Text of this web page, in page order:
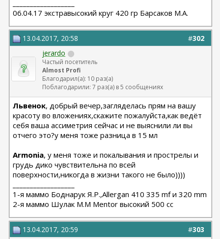
06.04.17 экстравысокий круг 420 гр Барсаков М.А.
#302
13.04.2017, 20:58
jerardo
Частый посетитель
Almost Profi
Благодарил(а): 10 раз(а)
Поблагодарили: 7 раз(а) в 5 сообщениях
Львенок, добрый вечер,загляделась прям на вашу
красоту во вложениях,скажите пожалуйста,как ведёт
себя ваша ассиметрия сейчас и не выяснили ли вы
отчего это?у меня тоже разница в 15 мл
Armonia, у меня тоже и покалывания и прострелы и
грудь дико чувствительна по всей
поверхности,никогда в жизни такого не было))))
1-я маммо Боднарук Я.Р.,Allergan 410 335 mf и 320 mm
2-я маммо Шулак М.М Mentor высокий 500 сс
#303
13.04.2017, 20:59